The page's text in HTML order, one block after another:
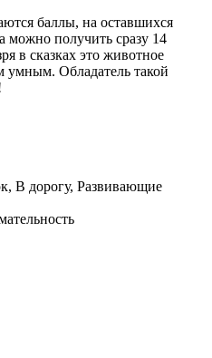
баллы, на оставшихся
можно получить сразу 14
в сказках это животное
умным. Обладатель такой
В дорогу, Развивающие